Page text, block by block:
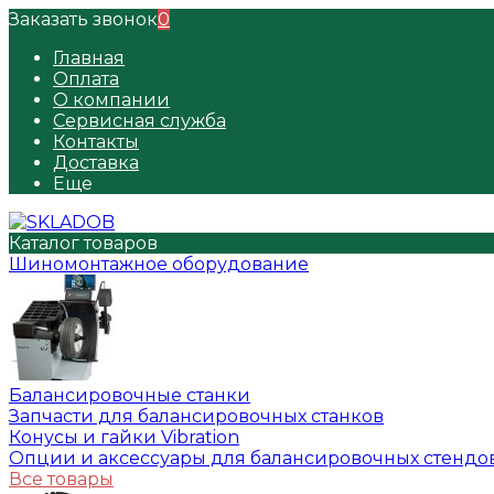
Заказать звонок0
Главная
Оплата
О компании
Сервисная служба
Контакты
Доставка
Еще
Каталог товаров
Шиномонтажное оборудование
Балансировочные станки
Запчасти для балансировочных станков
Конусы и гайки Vibration
Опции и аксессуары для балансировочных
Все товары